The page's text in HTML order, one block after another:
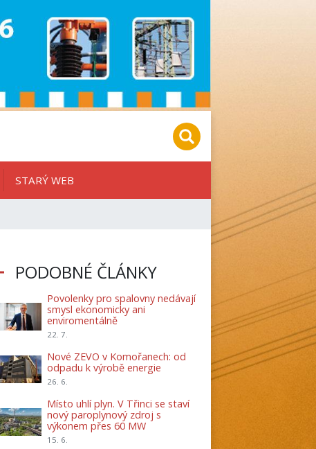
STARÝ WEB
PODOBNÉ ČLÁNKY
Povolenky pro spalovny nedávají
smysl ekonomicky ani
enviromentálně
22. 7.
Nové ZEVO v Komořanech: od
odpadu k výrobě energie
26. 6.
Místo uhlí plyn. V Třinci se staví
nový paroplynový zdroj s
výkonem přes 60 MW
15. 6.